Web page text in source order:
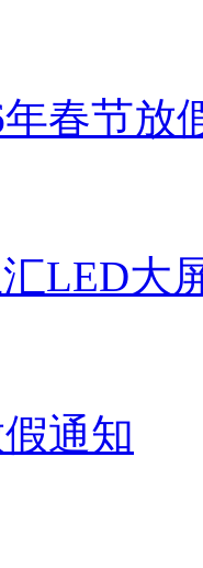
春节放
LED大
通知